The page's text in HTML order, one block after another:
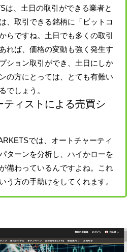
は、土日の取引ができる業者と
、取引できる銘柄に「ビットコ
らですね。土日でも多くの取引
れば、価格の変動も強く発生す
ション取引ができ、土日にしか
の方にとっては、とても有難い
でしょう。
ティストによる売買シ
では、オートチャーティ
ターンを分析し、ハイかローを
備わっているんですよね。これ
う方の手助けをしてくれます。